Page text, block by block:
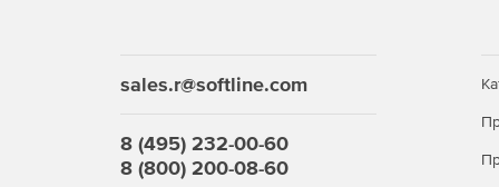
sales.r@softline.com
8 (495) 232-00-60
8 (800) 200-08-60